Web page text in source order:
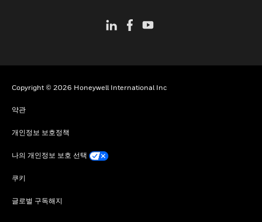
Copyright © 2026 Honeywell International Inc
약관
개인정보 보호정책
나의 개인정보 보호 선택
쿠키
글로벌 구독해지